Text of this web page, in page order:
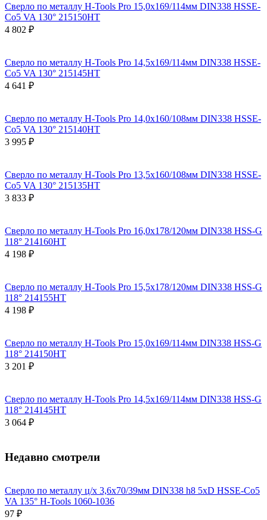
Сверло по металлу H-Tools Pro 15,0x169/114мм DIN338 HSSE-
Co5 VA 130° 215150HT
4 802 ₽
Сверло по металлу H-Tools Pro 14,5x169/114мм DIN338 HSSE-
Co5 VA 130° 215145HT
4 641 ₽
Сверло по металлу H-Tools Pro 14,0x160/108мм DIN338 HSSE-
Co5 VA 130° 215140HT
3 995 ₽
Сверло по металлу H-Tools Pro 13,5x160/108мм DIN338 HSSE-
Co5 VA 130° 215135HT
3 833 ₽
Сверло по металлу H-Tools Pro 16,0x178/120мм DIN338 HSS-G
118° 214160HT
4 198 ₽
Сверло по металлу H-Tools Pro 15,5x178/120мм DIN338 HSS-G
118° 214155HT
4 198 ₽
Сверло по металлу H-Tools Pro 15,0x169/114мм DIN338 HSS-G
118° 214150HT
3 201 ₽
Сверло по металлу H-Tools Pro 14,5x169/114мм DIN338 HSS-G
118° 214145HT
3 064 ₽
Недавно смотрели
Сверло по металлу ц/х 3,6x70/39мм DIN338 h8 5xD HSSE-Co5
VA 135° H-Tools 1060-1036
97 ₽